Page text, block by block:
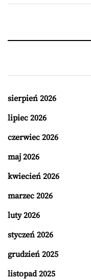
sierpień 2026
lipiec 2026
czerwiec 2026
maj 2026
kwiecień 2026
marzec 2026
luty 2026
styczeń 2026
grudzień 2025
listopad 2025